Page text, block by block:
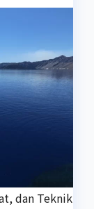
dan Teknik